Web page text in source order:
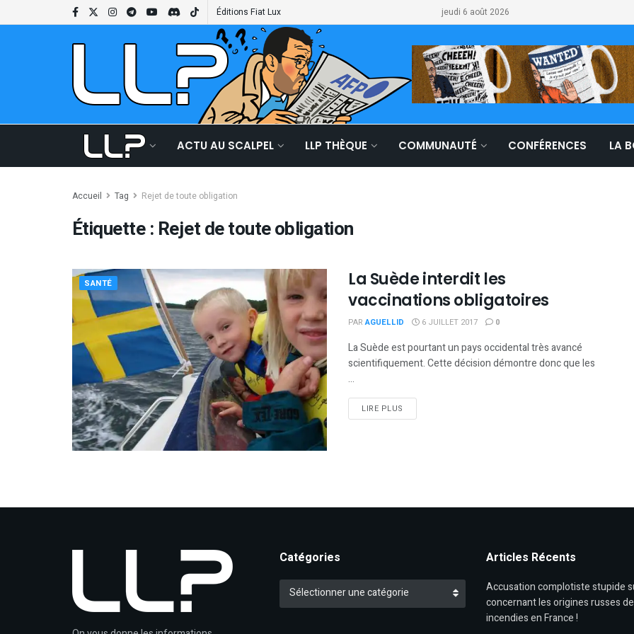
Éditions Fiat Lux jeudi 6 août 2026
ACTU AU SCALPEL LLP THÈQUE COMMUNAUTÉ CONFÉRENCES LA
Accueil Tag Rejet de toute obligation
Étiquette : Rejet de toute obligation
SANTÉ
La Suède interdit les
vaccinations obligatoires
PAR AGUELLID 6 JUILLET 2017 0
La Suède est pourtant un pays occidental très avancé
scientifiquement. Cette décision démontre donc que les
...
LIRE PLUS
Catégories
Catégories
Sélectionner une catégorie
Articles Récents
Accusation complotiste stupide
concernant les origines russes
incendies en France !